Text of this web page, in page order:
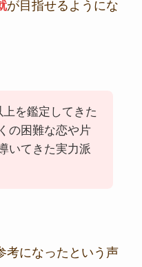
が目指せるようにな
を鑑定してきた
の困難な恋や片
いてきた実力派
考になったという声